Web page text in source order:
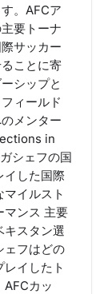
。AFCア
要トーナ
サッカー
ことに寄
シップと
ィールド
メンター
in
シェフの国
イした国際
イルスト
マンス 主要
キスタン選
ェフはどの
イしたト
AFCカッ